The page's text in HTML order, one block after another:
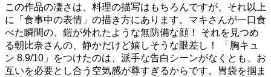
この作品の凄さは、料理の描写はもちろんですが、それ以上
に「食事中の表情」の描き方にあります。マキさんが一口食
べた瞬間の、鎧が外れたような無防備な顔！ それを見つめ
る朝比奈さんの、静かだけど嬉しそうな眼差し！
「胸キュ
ン 8.9/10」
をつけたのは、派手な告白シーンがなくとも、お
互いを必要とし合う空気感が尊すぎるからです。胃袋を掴ま